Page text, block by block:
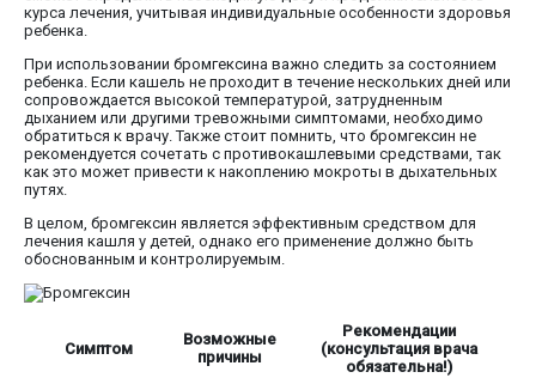
курса лечения, учитывая индивидуальные особенности здоровья
ребенка.
При использовании бромгексина важно следить за состоянием
ребенка. Если кашель не проходит в течение нескольких дней или
сопровождается высокой температурой, затрудненным
дыханием или другими тревожными симптомами, необходимо
обратиться к врачу. Также стоит помнить, что бромгексин не
рекомендуется сочетать с противокашлевыми средствами, так
как это может привести к накоплению мокроты в дыхательных
путях.
В целом, бромгексин является эффективным средством для
лечения кашля у детей, однако его применение должно быть
обоснованным и контролируемым.
Симптом
Возможные
причины
Рекомендации
(консультация врача
обязательна!)